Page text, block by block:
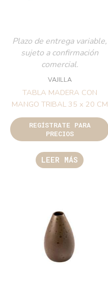
Plazo de entrega variable,
sujeto a confirmación
comercial.
VAJILLA
TABLA MADERA CON
MANGO TRIBAL 35 x 20 CM
REGÍSTRATE PARA
PRECIOS
LEER MÁS